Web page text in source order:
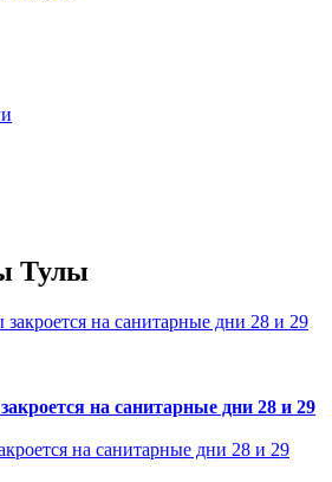
Тулы
на санитарные дни 28 и 29
на санитарные дни 28 и 29